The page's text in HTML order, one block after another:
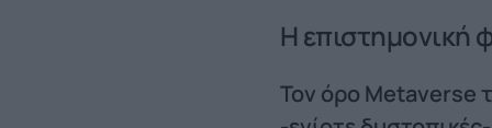
Η επιστημονική
Τον όρο Metaverse